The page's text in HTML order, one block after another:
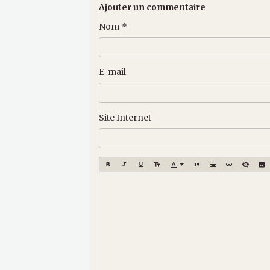
Ajouter un commentaire
Nom
E-mail
Site Internet